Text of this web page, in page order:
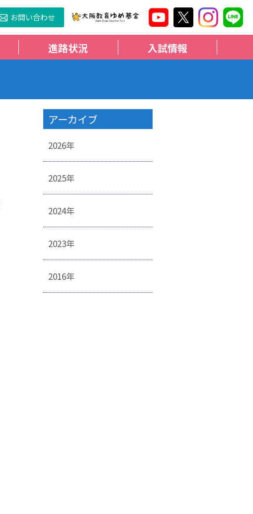
お問い合わせ
進路状況 入試情報
アーカイブ
2026年
2025年
2024年
2023年
2016年